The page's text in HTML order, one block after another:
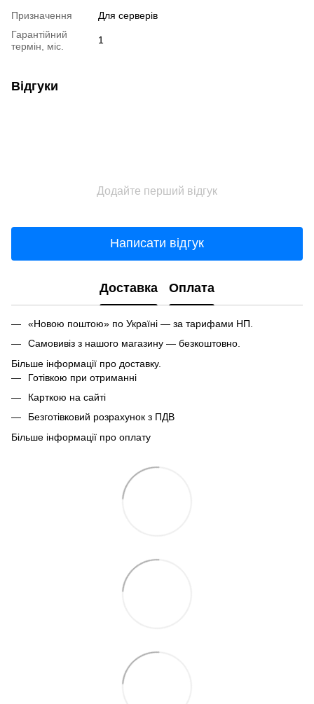
Призначення
Для серверів
Гарантійний
термін, міс.
1
Відгуки
Додайте перший відгук
Написати відгук
Доставка Оплата
«Новою поштою» по Україні — за тарифами НП.
Самовивіз з нашого магазину — безкоштовно.
Більше інформації про доставку.
Готівкою при отриманні
Карткою на сайті
Безготівковий розрахунок з ПДВ
Більше інформації про оплату